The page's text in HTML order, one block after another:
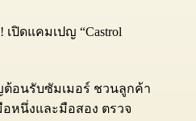
ปิดแคมเปญ “Castrol
อนรับซัมเมอร์ ชวนลูกค้า
หนึ่งและมือสอง ตรวจ